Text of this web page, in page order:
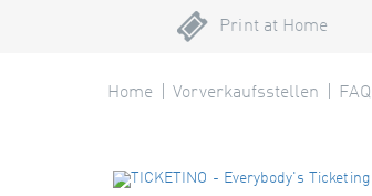
Print at Home
Home Vorverkaufsstellen FAQ